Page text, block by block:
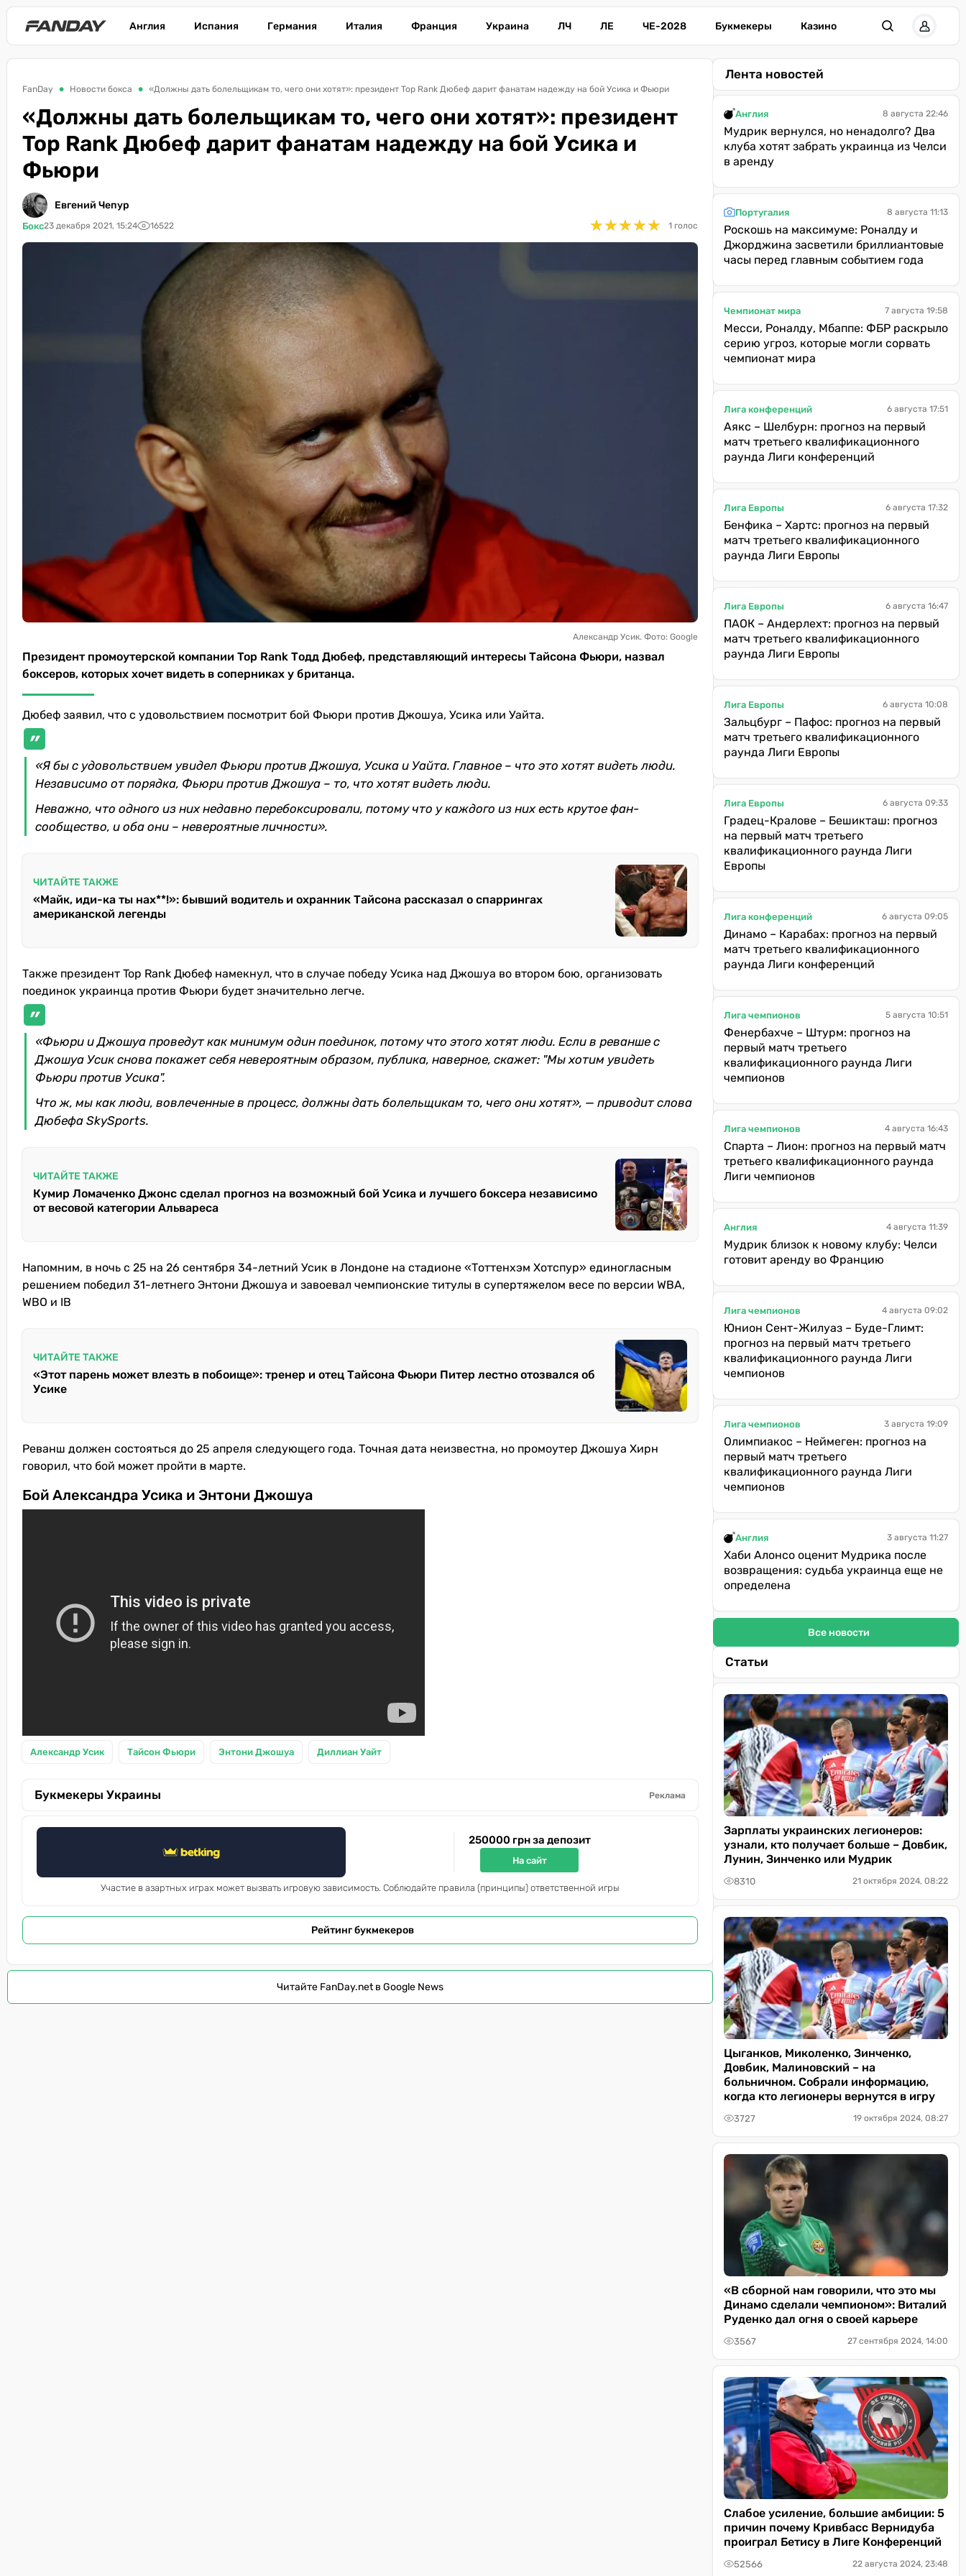
Англия Испания Германия Италия Франция Украина ЛЧ ЛЕ ЧЕ-2028 Букмекеры Казино
FanDay Новости бокса «Должны дать болельщикам то, чего они хотят»: президент Top Rank Дюбеф дарит фанатам надежду на бой Усика и Фьюри
«Должны дать болельщикам то, чего они хотят»: президент
Top Rank Дюбеф дарит фанатам надежду на бой Усика и
Фьюри
Евгений Чепур
Бокс23 декабря 2021, 15:24 16522 ★★★★★
★★★★★ 1 голос
Александр Усик. Фото: Google
Президент промоутерской компании Top Rank Тодд Дюбеф, представляющий интересы Тайсона Фьюри, назвал
боксеров, которых хочет видеть в соперниках у британца.
Дюбеф заявил, что с удовольствием посмотрит бой Фьюри против Джошуа, Усика или Уайта.
«Я бы с удовольствием увидел Фьюри против Джошуа, Усика и Уайта. Главное – что это хотят видеть люди.
Независимо от порядка, Фьюри против Джошуа – то, что хотят видеть люди.
Неважно, что одного из них недавно перебоксировали, потому что у каждого из них есть крутое фан-
сообщество, и оба они – невероятные личности».
ЧИТАЙТЕ ТАКЖЕ
«Майк, иди-ка ты нах**!»: бывший водитель и охранник Тайсона рассказал о спаррингах
американской легенды
Также президент Top Rank Дюбеф намекнул, что в случае победу Усика над Джошуа во втором бою, организовать
поединок украинца против Фьюри будет значительно легче.
«Фьюри и Джошуа проведут как минимум один поединок, потому что этого хотят люди. Если в реванше с
Джошуа Усик снова покажет себя невероятным образом, публика, наверное, скажет: "Мы хотим увидеть
Фьюри против Усика".
Что ж, мы как люди, вовлеченные в процесс, должны дать болельщикам то, чего они хотят», — приводит слова
Дюбефа SkySports.
ЧИТАЙТЕ ТАКЖЕ
Кумир Ломаченко Джонс сделал прогноз на возможный бой Усика и лучшего боксера независимо
от весовой категории Альвареса
Напомним, в ночь с 25 на 26 сентября 34-летний Усик в Лондоне на стадионе «Тоттенхэм Хотспур» единогласным
решением победил 31-летнего Энтони Джошуа и завоевал чемпионские титулы в супертяжелом весе по версии WBA,
WBO и IB
ЧИТАЙТЕ ТАКЖЕ
«Этот парень может влезть в побоище»: тренер и отец Тайсона Фьюри Питер лестно отозвался об
Усике
Реванш должен состояться до 25 апреля следующего года. Точная дата неизвестна, но промоутер Джошуа Хирн
говорил, что бой может пройти в марте.
Бой Александра Усика и Энтони Джошуа
Александр Усик Тайсон Фьюри Энтони Джошуа Диллиан Уайт
Букмекеры Украины Реклама
250000 грн за депозит
На сайт
Участие в азартных играх может вызвать игровую зависимость. Соблюдайте правила (принципы) ответственной игры
Рейтинг букмекеров
Читайте FanDay.net в Google News
Лента новостей
Англия 8 августа 22:46
Мудрик вернулся, но ненадолго? Два
клуба хотят забрать украинца из Челси
в аренду
Португалия 8 августа 11:13
Роскошь на максимуме: Роналду и
Джорджина засветили бриллиантовые
часы перед главным событием года
Чемпионат мира 7 августа 19:58
Месси, Роналду, Мбаппе: ФБР раскрыло
серию угроз, которые могли сорвать
чемпионат мира
Лига конференций 6 августа 17:51
Аякс – Шелбурн: прогноз на первый
матч третьего квалификационного
раунда Лиги конференций
Лига Европы 6 августа 17:32
Бенфика – Хартс: прогноз на первый
матч третьего квалификационного
раунда Лиги Европы
Лига Европы 6 августа 16:47
ПАОК – Андерлехт: прогноз на первый
матч третьего квалификационного
раунда Лиги Европы
Лига Европы 6 августа 10:08
Зальцбург – Пафос: прогноз на первый
матч третьего квалификационного
раунда Лиги Европы
Лига Европы 6 августа 09:33
Градец-Кралове – Бешикташ: прогноз
на первый матч третьего
квалификационного раунда Лиги
Европы
Лига конференций 6 августа 09:05
Динамо – Карабах: прогноз на первый
матч третьего квалификационного
раунда Лиги конференций
Лига чемпионов 5 августа 10:51
Фенербахче – Штурм: прогноз на
первый матч третьего
квалификационного раунда Лиги
чемпионов
Лига чемпионов 4 августа 16:43
Спарта – Лион: прогноз на первый матч
третьего квалификационного раунда
Лиги чемпионов
Англия 4 августа 11:39
Мудрик близок к новому клубу: Челси
готовит аренду во Францию
Лига чемпионов 4 августа 09:02
Юнион Сент-Жилуаз – Буде-Глимт:
прогноз на первый матч третьего
квалификационного раунда Лиги
чемпионов
Лига чемпионов 3 августа 19:09
Олимпиакос – Неймеген: прогноз на
первый матч третьего
квалификационного раунда Лиги
чемпионов
Англия 3 августа 11:27
Хаби Алонсо оценит Мудрика после
возвращения: судьба украинца еще не
определена
Все новости
Статьи
Зарплаты украинских легионеров:
узнали, кто получает больше – Довбик,
Лунин, Зинченко или Мудрик
8310 21 октября 2024, 08:22
Цыганков, Миколенко, Зинченко,
Довбик, Малиновский – на
больничном. Собрали информацию,
когда кто легионеры вернутся в игру
3727 19 октября 2024, 08:27
«В сборной нам говорили, что это мы
Динамо сделали чемпионом»: Виталий
Руденко дал огня о своей карьере
3567 27 сентября 2024, 14:00
Слабое усиление, большие амбиции: 5
причин почему Кривбасс Вернидуба
проиграл Бетису в Лиге Конференций
52566 22 августа 2024, 23:48